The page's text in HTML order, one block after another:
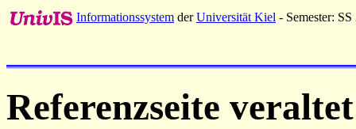
Informationssystem derUniversität Kiel - Semester: SS
Referenzseite veraltet